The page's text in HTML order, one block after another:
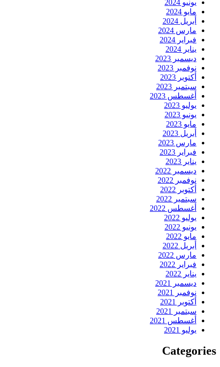
يونيو 2024
مايو 2024
أبريل 2024
مارس 2024
فبراير 2024
يناير 2024
ديسمبر 2023
نوفمبر 2023
أكتوبر 2023
سبتمبر 2023
أغسطس 2023
يوليو 2023
يونيو 2023
مايو 2023
أبريل 2023
مارس 2023
فبراير 2023
يناير 2023
ديسمبر 2022
نوفمبر 2022
أكتوبر 2022
سبتمبر 2022
أغسطس 2022
يوليو 2022
يونيو 2022
مايو 2022
أبريل 2022
مارس 2022
فبراير 2022
يناير 2022
ديسمبر 2021
نوفمبر 2021
أكتوبر 2021
سبتمبر 2021
أغسطس 2021
يوليو 2021
Categories